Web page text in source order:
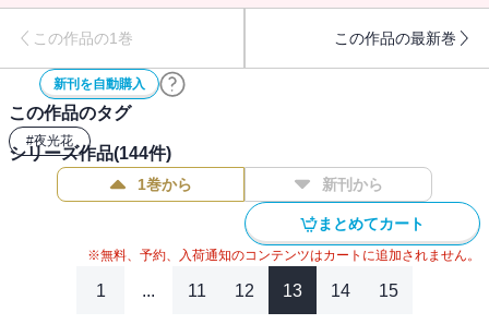
「CLAY・LORD-土の王-」(鈴本純)/「幕末Rock-howling soul-」(上
田信舟原作：マーベラス)/「メメント†モリ」(くさなぎ俊祈)/「千年
迷宮の七王子」(花鶏ハルノ・相川有)/「Landreaall」(おがきちか)/
「Are you Alice？」(漫画：片桐いくみ原作：二宮愛)/「ハスク・エデ
ィン」(如月芳規)/「テル・セル」(遊行寺たま)/「拝み屋横丁顛末
記」(宮本福助)/「星の雨月の下僕」(喜久田ゆい)/「天球儀セフィラ
ノーツ」(瀬之たつね＆高宮あや)/「コーセルテルの竜術士～子竜物
語～」(石動あゆま)/「百花繚乱録」(蒔原櫻子原作：高殿円)/「天使
時計」(渡辺うな原作：ゆうきあずさ)/「破天荒遊戯」(遠藤海成)※本
電子書籍の表紙・目次・広告・情報・価格は、紙で発行した当時の
ものとなります。電子版に付録は含まれておらず、応募者全員サー
ビス・プレゼント・アンケート等への応募はできません。何卒ご了
この作品の1巻 この作品の最新巻
新刊を自動購入
この作品のタグ
#夜光花
シリーズ作品(144件)
1巻から 新刊から
まとめてカート
※無料、予約、入荷通知のコンテンツはカートに追加されません。
1 ... 11 12 13 14 15